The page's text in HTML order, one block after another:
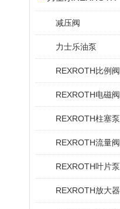
减压阀
力士乐油泵
REXROTH比例阀
REXROTH电磁阀
REXROTH柱塞泵
REXROTH流量阀
REXROTH叶片泵
REXROTH放大器